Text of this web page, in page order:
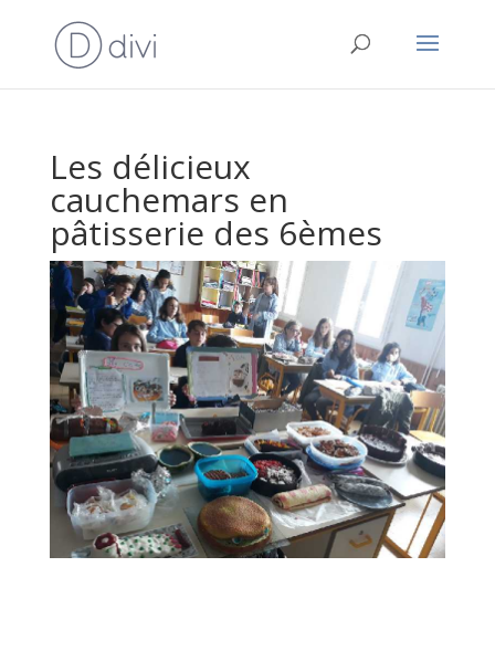
Les délicieux
cauchemars en
pâtisserie des 6èmes